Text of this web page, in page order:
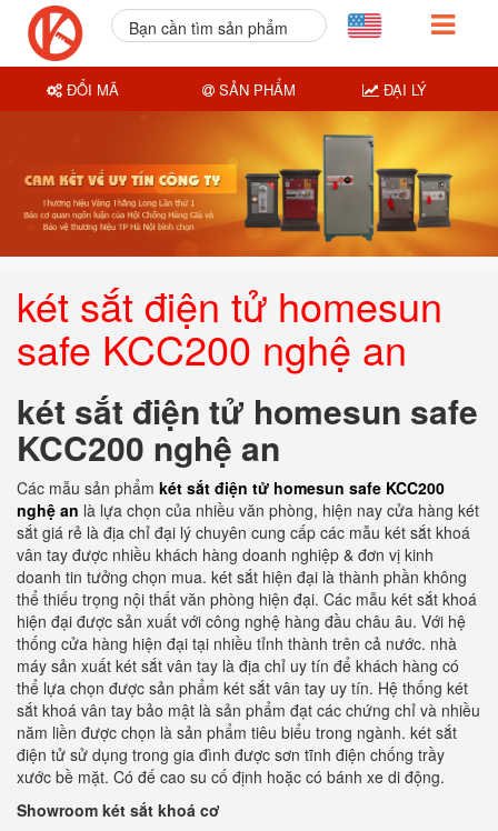
két sắt điện tử homesun
safe KCC200 nghệ an
két sắt điện tử homesun safe
KCC200 nghệ an
Các mẫu sản phẩm két sắt điện tử homesun safe KCC200
nghệ an là lựa chọn của nhiều văn phòng, hiện nay cửa hàng két
sắt giá rẻ là địa chỉ đại lý chuyên cung cấp các mẫu két sắt khoá
vân tay được nhiều khách hàng doanh nghiệp & đơn vị kinh
doanh tin tưởng chọn mua. két sắt hiện đại là thành phần không
thể thiếu trọng nội thất văn phòng hiện đại. Các mẫu két sắt khoá
hiện đại được sản xuất với công nghệ hàng đầu châu âu. Với hệ
thống cửa hàng hiện đại tại nhiều tỉnh thành trên cả nước. nhà
máy sản xuất két sắt vân tay là địa chỉ uy tín để khách hàng có
thể lựa chọn được sản phẩm két sắt vân tay uy tín. Hệ thống két
sắt khoá vân tay bảo mật là sản phẩm đạt các chứng chỉ và nhiều
năm liền được chọn là sản phẩm tiêu biểu trong ngành. két sắt
điện tử sử dụng trong gia đình được sơn tĩnh điện chống trầy
xước bề mặt. Có đế cao su cố định hoặc có bánh xe di động.
Showroom két sắt khoá cơ
Bạn cần tìm sản phẩm
ĐỔI MÃ SẢN PHẨM ĐẠI LÝ